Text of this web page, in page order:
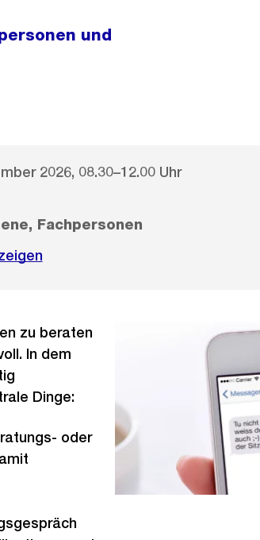
und
2026, 08.30–12.00 Uhr
Fachpersonen
zu beraten
In dem
Dinge:
oder